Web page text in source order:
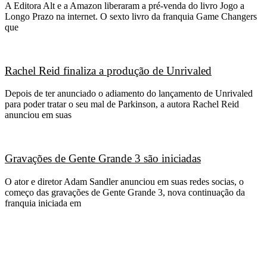
A Editora Alt e a Amazon liberaram a pré-venda do livro Jogo a
Longo Prazo na internet. O sexto livro da franquia Game Changers
que
Rachel Reid finaliza a produção de Unrivaled
Depois de ter anunciado o adiamento do lançamento de Unrivaled
para poder tratar o seu mal de Parkinson, a autora Rachel Reid
anunciou em suas
Gravações de Gente Grande 3 são iniciadas
O ator e diretor Adam Sandler anunciou em suas redes socias, o
começo das gravações de Gente Grande 3, nova continuação da
franquia iniciada em